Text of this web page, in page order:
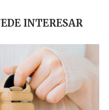
INTERESAR